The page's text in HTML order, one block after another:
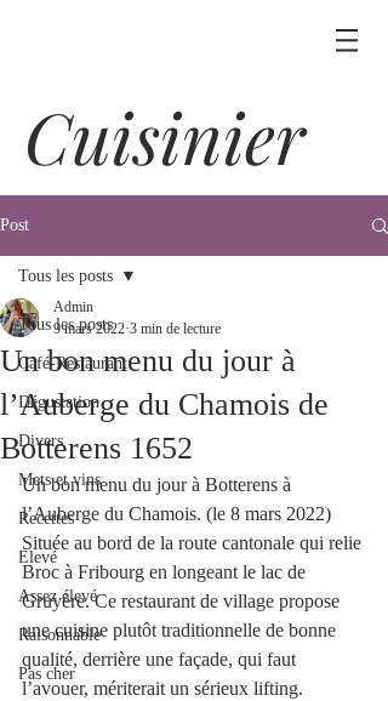
Cuisinier
Post
Tous les posts
Café-Restaurant
Dégustation
Divers
Mets et vins
Recettes
Elevé
Assez élevé
Raisonnable
Pas cher
Tous les posts
Un bon menu du jour à
l’Auberge du Chamois de
Botterens 1652
Admin
9 mars 2022 3 min de lecture
Un bon menu du jour à Botterens à
l’Auberge du Chamois. (le 8 mars 2022)
Située au bord de la route cantonale qui relie
Broc à Fribourg en longeant le lac de
Gruyère. Ce restaurant de village propose
une cuisine plutôt traditionnelle de bonne
qualité, derrière une façade, qui faut
l’avouer, mériterait un sérieux lifting.